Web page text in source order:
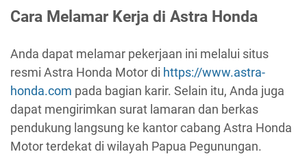
Cara Melamar Kerja di Astra Honda
Anda dapat melamar pekerjaan ini melalui situs
resmi Astra Honda Motor di https://www.astra-
honda.com pada bagian karir. Selain itu, Anda juga
dapat mengirimkan surat lamaran dan berkas
pendukung langsung ke kantor cabang Astra Honda
Motor terdekat di wilayah Papua Pegunungan.